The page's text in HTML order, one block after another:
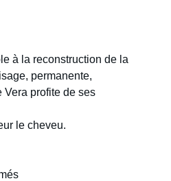
à la reconstruction de la
permanente,
Vera profite de ses
le cheveu.